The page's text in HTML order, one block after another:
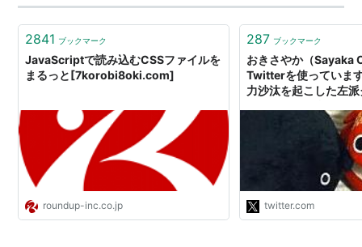
熟市場における「残存者利益」を最大限に活用し、そこ
で得た安定収益を、成長…
2841 ブックマーク
JavaScriptで読み込むCSSファイルを
まるっと[7korobi8oki.com]
roundup-inc.co.jp
287 ブックマーク
おきさやか（Sayaka
Twitterを使っていま
力沙汰を起こした左
に勝った。足並みの
に、1980〜90年代
義を取り入れて公共
や公務員叩き、規制
州では女性の雇用は
クターから進んだが
X
twitter.com